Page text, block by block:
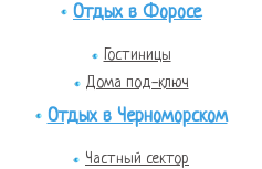
Отдых в Форосе
Гостиницы
Дома под-ключ
Отдых в Черноморском
Частный сектор